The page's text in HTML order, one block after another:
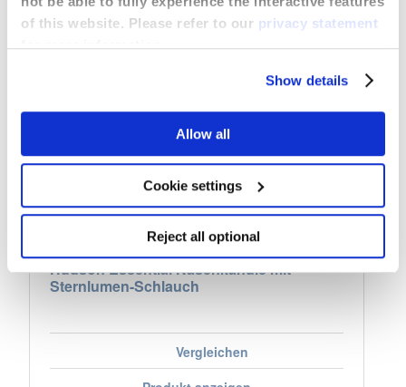
of this website. Please refer to our privacy statement
for more information.
Show details
Allow all
Cookie settings
Reject all optional
Hudson Essential Nasenkanüle mit
Sternlumen-Schlauch
Vergleichen